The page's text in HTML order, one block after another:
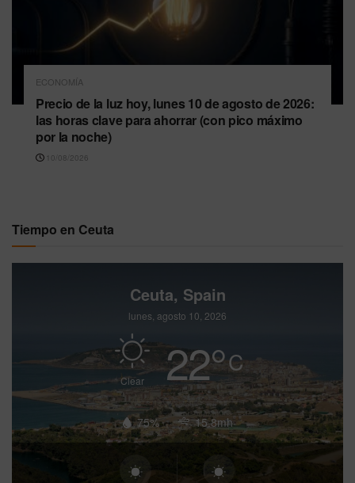
ECONOMÍA
Precio de la luz hoy, lunes 10 de agosto de 2026:
las horas clave para ahorrar (con pico máximo
por la noche)
10/08/2026
Tiempo en Ceuta
Ceuta, Spain
lunes, agosto 10, 2026
Clear 22°C
75% 15.8mh